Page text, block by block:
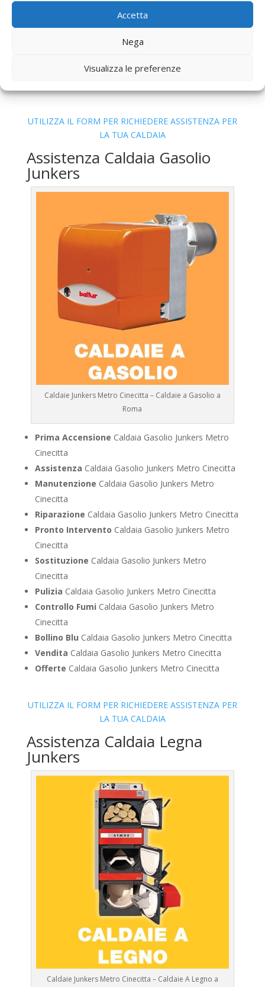
Accetta
Nega
Visualizza le preferenze
UTILIZZA IL FORM PER RICHIEDERE ASSISTENZA PER
LA TUA CALDAIA
Assistenza Caldaia Gasolio
Junkers
Caldaie Junkers Metro Cinecitta – Caldaie a Gasolio a
Roma
Prima Accensione Caldaia Gasolio Junkers Metro
Cinecitta
Assistenza Caldaia Gasolio Junkers Metro Cinecitta
Manutenzione Caldaia Gasolio Junkers Metro
Cinecitta
Riparazione Caldaia Gasolio Junkers Metro Cinecitta
Pronto Intervento Caldaia Gasolio Junkers Metro
Cinecitta
Sostituzione Caldaia Gasolio Junkers Metro
Cinecitta
Pulizia Caldaia Gasolio Junkers Metro Cinecitta
Controllo Fumi Caldaia Gasolio Junkers Metro
Cinecitta
Bollino Blu Caldaia Gasolio Junkers Metro Cinecitta
Vendita Caldaia Gasolio Junkers Metro Cinecitta
Offerte Caldaia Gasolio Junkers Metro Cinecitta
UTILIZZA IL FORM PER RICHIEDERE ASSISTENZA PER
LA TUA CALDAIA
Assistenza Caldaia Legna
Junkers
Caldaie Junkers Metro Cinecitta – Caldaie A Legno a